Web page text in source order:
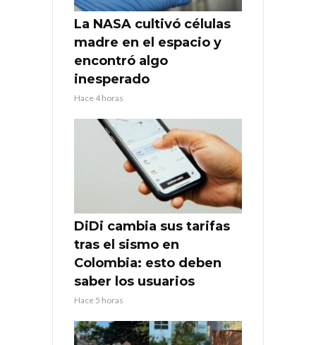
La NASA cultivó células
madre en el espacio y
encontró algo
inesperado
Hace 4 horas
DiDi cambia sus tarifas
tras el sismo en
Colombia: esto deben
saber los usuarios
Hace 5 horas